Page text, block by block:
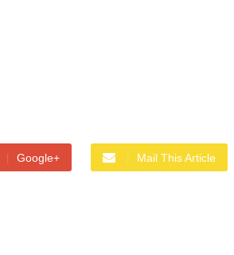
Google+ Mail This Article